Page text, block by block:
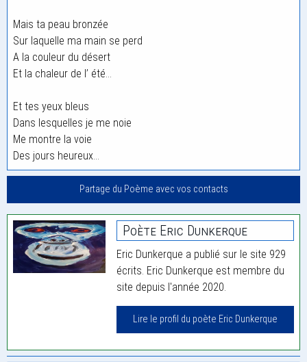
Mais ta peau bronzée
Sur laquelle ma main se perd
A la couleur du désert
Et la chaleur de l’ été…
Et tes yeux bleus
Dans lesquelles je me noie
Me montre la voie
Des jours heureux…
Partage du Poème avec vos contacts
Poète Eric Dunkerque
Eric Dunkerque a publié sur le site 929
écrits. Eric Dunkerque est membre du
site depuis l'année 2020.
Lire le profil du poète Eric Dunkerque